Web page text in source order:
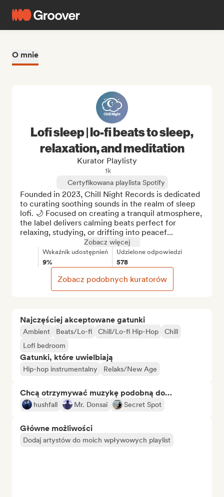
O mnie
Najczęściej akceptowane gatunki
Ambient Beats/Lo-fi Chill/Lo-fi Hip-Hop
Chill
Lofi bedroom
Gatunki, które uwielbiają
Hip-hop instrumentalny Relaks/New Age
Chcą otrzymywać muzykę podobną do…
hushfall Mr. Donsai Secret Spot
Główne możliwości
Dodaj artystów do moich wpływowych playlist
Lofi sleep | lo-fi beats to sleep,
relaxation, and meditation
Kurator Playlisty
1k
Certyfikowana playlista Spotify
Founded in 2023, Chill Night Records is dedicated
to curating soothing sounds in the realm of sleep
lofi. 🌙 Focused on creating a tranquil atmosphere,
the label delivers calming beats perfect for
relaxing, studying, or drifting into peacef...
Zobacz więcej
Wskaźnik udostępnień
9%
Udzielone odpowiedzi
578
Zobacz podobnych kuratorów